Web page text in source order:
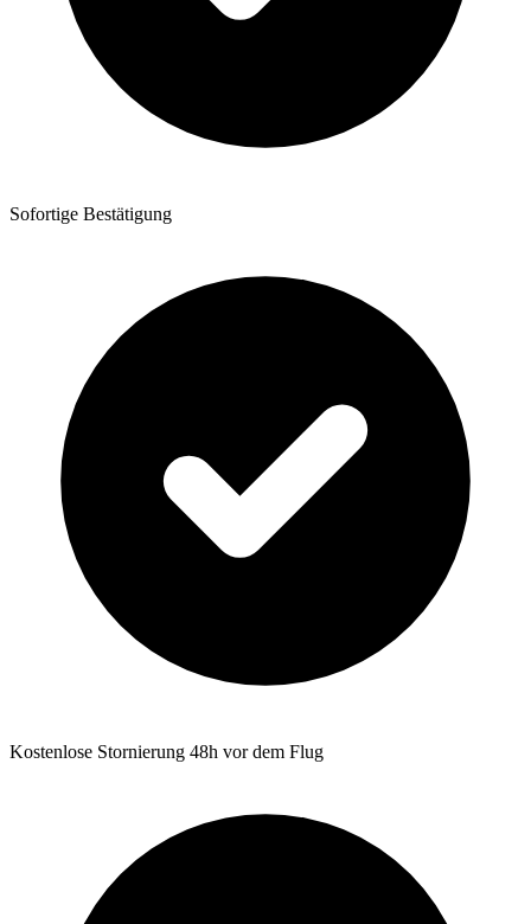
Sofortige Bestätigung
Kostenlose Stornierung 48h vor dem Flug